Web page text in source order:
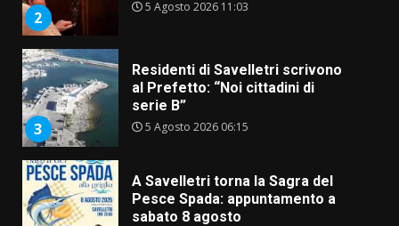
2
5 Agosto 2026 11:03
3
Residenti di Savelletri scrivono
al Prefetto: “Noi cittadini di
serie B”
5 Agosto 2026 06:15
A Savelletri torna la Sagra del
Pesce Spada: appuntamento a
sabato 8 agosto